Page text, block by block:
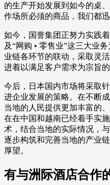
的生产开始发展到如今的桌
作场所必须的商品，我们都
如今，国誉集团正努力实践
及“网购 • 零售业”这三大业
业链各环节的联动，采取灵
进着以满足客户需求为宗旨
今后，日本国内市场将采取
进企业发展的策略。在不断
当地的人民提供更加丰富的
在在中国和越南已经着手实
术，结合当地的实际情况，
逐步构筑和完善当地的产业
厚望。
有与洲际酒店合作